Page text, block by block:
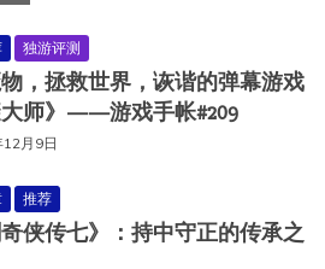
独游评测
，拯救世界，诙谐的弹幕游戏
大师》——游戏手帐#209
月9日
推荐
奇侠传七》：持中守正的传承之